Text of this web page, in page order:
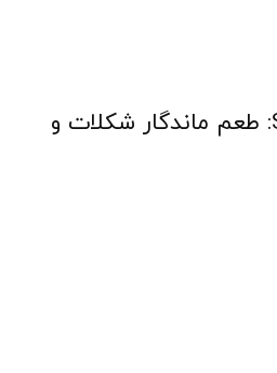
شرکت Sweet Style: طعم ماندگار شکلات و